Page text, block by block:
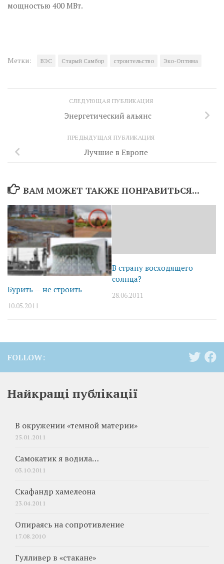
мощностью 400 МВт.
Метки: ВЭС Старый Самбор строительство Эко-Оптима
СЛЕДУЮЩАЯ ПУБЛИКАЦИЯ
Энергетический альянс
ПРЕДЫДУЩАЯ ПУБЛИКАЦИЯ
Лучшие в Европе
ВАМ МОЖЕТ ТАКЖЕ ПОНРАВИТЬСЯ...
Бурить — не строить
10.05.2011
В страну восходящего
солнца?
28.06.2011
FOLLOW:
Найкращі публікації
В окружении «темной материи»
25.01.2011
Самокатик я водила…
03.10.2011
Скафандр хамелеона
23.04.2011
Опираясь на сопротивление
17.08.2010
Гулливер в «стакане»